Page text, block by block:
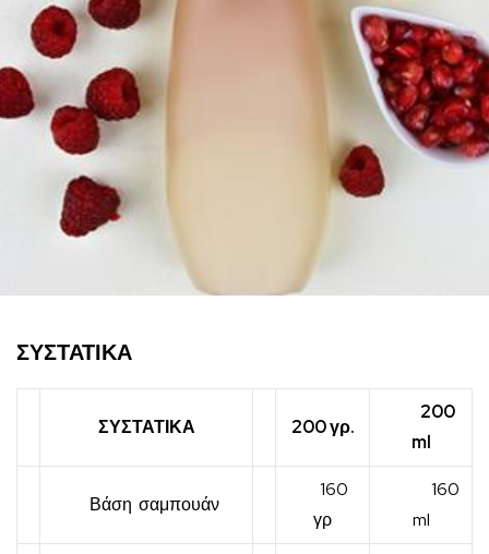
ΣΥΣΤΑΤΙΚΑ
ΣΥΣΤΑΤΙΚΑ 200 γρ.
200
ml
Βάση σαμπουάν
160
γρ
160
ml